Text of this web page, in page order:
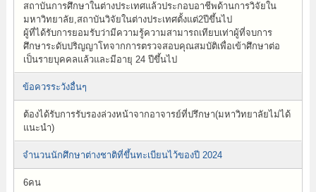
สถาบันการศึกษาในต่างประเทศแล้วประกอบอาชีพด้านการวิจัยใน
มหาวิทยาลัย,สถาบันวิจัยในต่างประเทศตั้งแต่2ปีขึ้นไป
ผู้ที่ได้รับการยอมรับว่ามีความรู้ความสามารถเทียบเท่าผู้ที่จบการ
ศึกษาระดับปริญญาโทจากการตรวจสอบคุณสมบัติเพื่อเข้าศึกษาต่อ
เป็นรายบุคคลแล้วและมีอายุ 24 ปีขึ้นไป
ข้อควรระวังอื่นๆ
ต้องได้รับการรับรองล่วงหน้าจากอาจารย์ที่ปรึกษา(มหาวิทยาลัยไม่ได้
แนะนำ)
จำนวนนักศึกษาต่างชาติที่ขึ้นทะเบียนไว้ของปี 2024
6คน